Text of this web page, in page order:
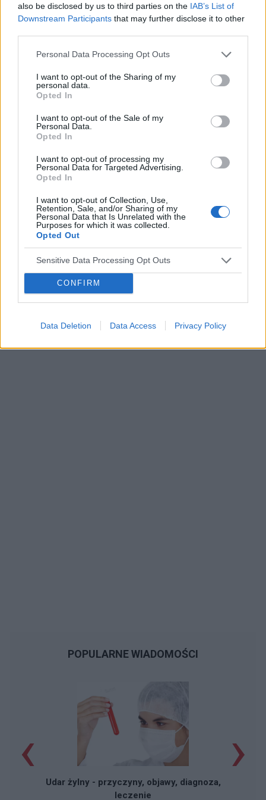
also be disclosed by us to third parties on the IAB’s List of
Downstream Participants that may further disclose it to other
Personal Data Processing Opt Outs
I want to opt-out of the Sharing of my
personal data.
Opted In
I want to opt-out of the Sale of my
Personal Data.
Opted In
I want to opt-out of processing my
Personal Data for Targeted Advertising.
Opted In
I want to opt-out of Collection, Use,
Retention, Sale, and/or Sharing of my
Personal Data that Is Unrelated with the
Purposes for which it was collected.
Opted Out
Sensitive Data Processing Opt Outs
CONFIRM
Data Deletion Data Access Privacy Policy
POPULARNE PORADY
POPULARNE WIADOMOŚCI
Udar żylny - przyczyny, objawy, diagnoza,
leczenie
‹ ›